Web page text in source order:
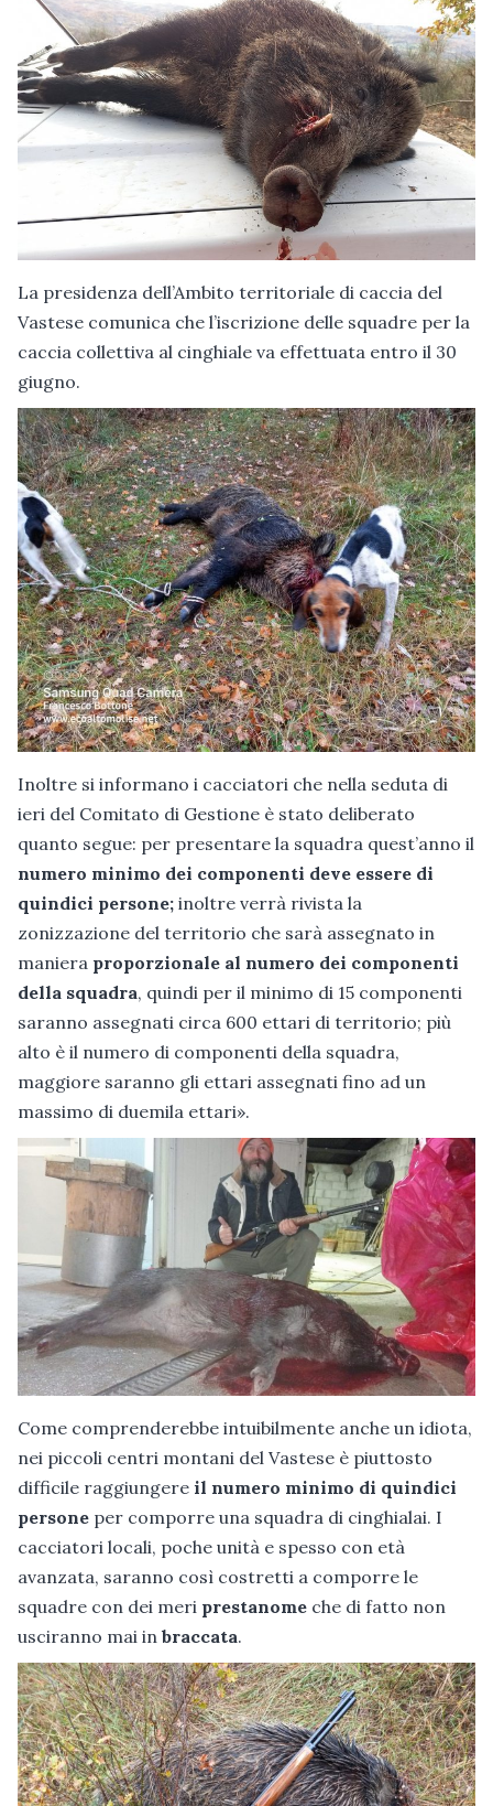
La presidenza dell’Ambito territoriale di caccia del
Vastese comunica che l’iscrizione delle squadre per la
caccia collettiva al cinghiale va effettuata entro il 30
giugno.
Inoltre si informano i cacciatori che nella seduta di
ieri del Comitato di Gestione è stato deliberato
quanto segue: per presentare la squadra quest’anno il
numero minimo dei componenti deve essere di
quindici persone; inoltre verrà rivista la
zonizzazione del territorio che sarà assegnato in
maniera proporzionale al numero dei componenti
della squadra, quindi per il minimo di 15 componenti
saranno assegnati circa 600 ettari di territorio; più
alto è il numero di componenti della squadra,
maggiore saranno gli ettari assegnati fino ad un
massimo di duemila ettari».
Come comprenderebbe intuibilmente anche un idiota,
nei piccoli centri montani del Vastese è piuttosto
difficile raggiungere il numero minimo di quindici
persone per comporre una squadra di cinghialai. I
cacciatori locali, poche unità e spesso con età
avanzata, saranno così costretti a comporre le
squadre con dei meri prestanome che di fatto non
usciranno mai in braccata.